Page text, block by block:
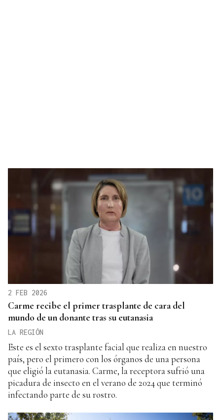
2 FEB 2026
Carme recibe el primer trasplante de cara del
mundo de un donante tras su eutanasia
LA REGIÓN
Este es el sexto trasplante facial que realiza en nuestro
país, pero el primero con los órganos de una persona
que eligió la eutanasia. Carme, la receptora sufrió una
picadura de insecto en el verano de 2024 que terminó
infectando parte de su rostro.